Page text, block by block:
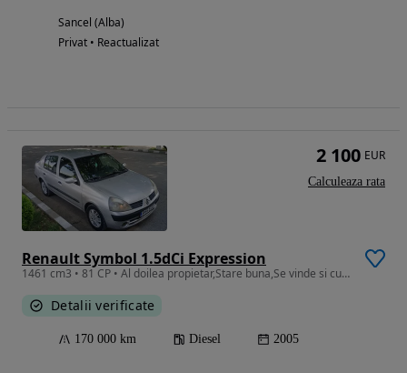
Sancel (Alba)
Privat • Reactualizat
Renault Symbol 1.5dCi Expression
1461 cm3 • 81 CP • Al doilea propietar,Stare buna,Se vinde si cu anvelopele de iarna
Detalii verificate
170 000 km Diesel 2005
2 100 EUR
Calculeaza rata